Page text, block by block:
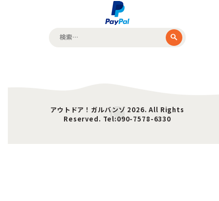
アウトドア！ガルバンゾ 2026. All Rights
Reserved. Tel:090-7578-6330